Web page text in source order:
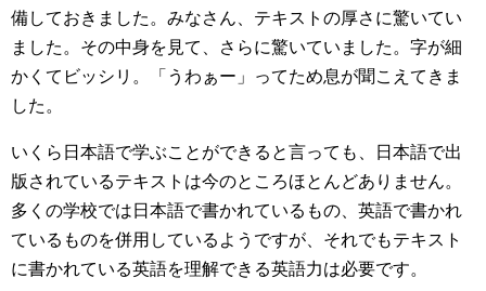
備しておきました。みなさん、テキストの厚さに驚いてい
ました。その中身を見て、さらに驚いていました。字が細
かくてビッシリ。「うわぁー」ってため息が聞こえてきま
した。
いくら日本語で学ぶことができると言っても、日本語で出
版されているテキストは今のところほとんどありません。
多くの学校では日本語で書かれているもの、英語で書かれ
ているものを併用しているようですが、それでもテキスト
に書かれている英語を理解できる英語力は必要です。